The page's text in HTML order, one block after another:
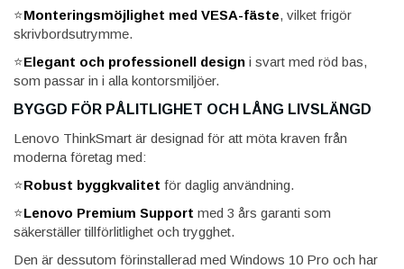
⭐Monteringsmöjlighet med VESA-fäste, vilket frigör
skrivbordsutrymme.
⭐Elegant och professionell design i svart med röd bas,
som passar in i alla kontorsmiljöer.
BYGGD FÖR PÅLITLIGHET OCH LÅNG LIVSLÄNGD
Lenovo ThinkSmart är designad för att möta kraven från
moderna företag med:
⭐Robust byggkvalitet för daglig användning.
⭐Lenovo Premium Support med 3 års garanti som
säkerställer tillförlitlighet och trygghet.
Den är dessutom förinstallerad med Windows 10 Pro och har